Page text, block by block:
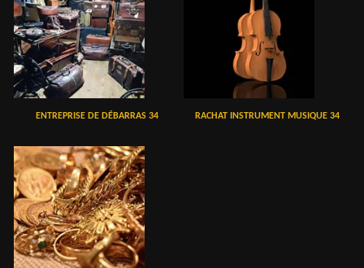
ENTREPRISE DE DÉBARRAS 34 RACHAT INSTRUMENT MUSIQUE 34